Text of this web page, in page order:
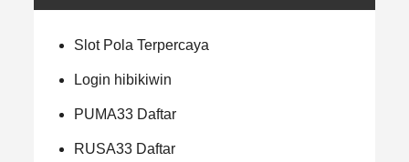
Slot Pola Terpercaya
Login hibikiwin
PUMA33 Daftar
RUSA33 Daftar